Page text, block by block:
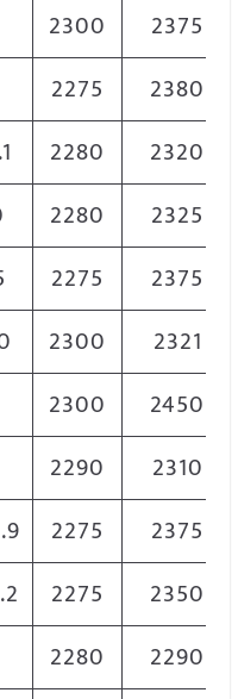
2300
2375
2275
2380
2280
2320
2280
2325
2275
2375
2300
2321
2300
2450
2290
2310
2275
2375
2275
2350
2280
2290